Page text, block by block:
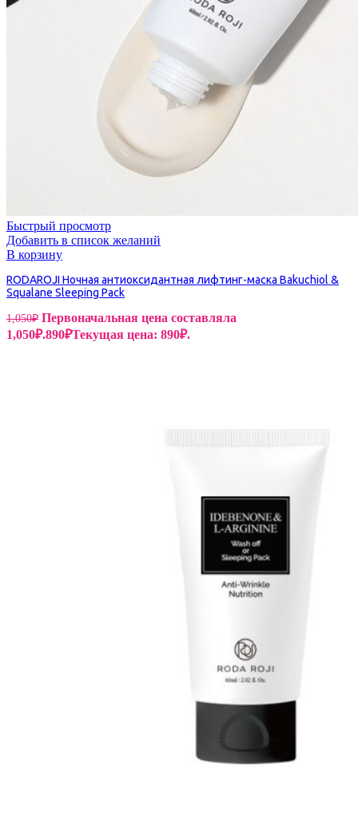
Быстрый просмотр
Добавить в список желаний
В корзину
RODAROJI Ночная антиоксидантная лифтинг-маска Bakuchiol &
Squalane Sleeping Pack
1,050₽ Первоначальная цена составляла
1,050₽.890₽Текущая цена: 890₽.